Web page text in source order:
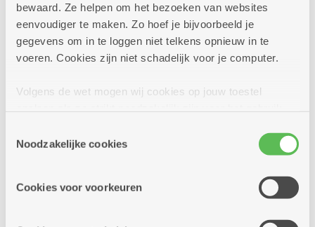
bewaard. Ze helpen om het bezoeken van websites
eenvoudiger te maken. Zo hoef je bijvoorbeeld je
gegevens om in te loggen niet telkens opnieuw in te
voeren. Cookies zijn niet schadelijk voor je computer.
Volgens de wet mogen wij cookies op jouw toestel
cookies hebben we jouw toestemming nodig. Sommige
cookies worden geplaatst door derde partijen die een
informatie over jouw (geanonimiseerd) gebruik van onze
Noodzakelijke cookies
Cookies voor voorkeuren
Meer info